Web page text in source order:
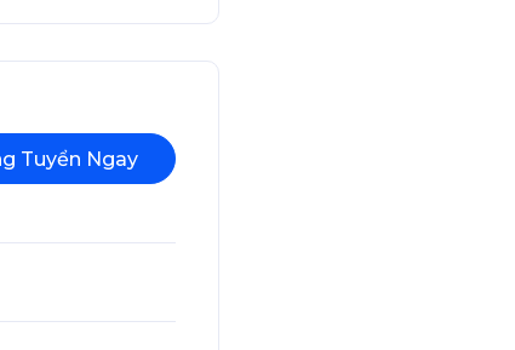
Tuyển Ngay